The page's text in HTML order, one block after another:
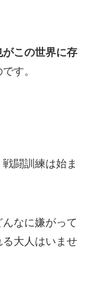
がこの世界に存
す。
闘訓練は始ま
なに嫌がって
大人はいませ